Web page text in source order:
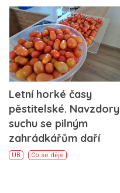
Letní horké časy
pěstitelské. Navzdory
suchu se pilným
zahrádkářům daří
UB Co se děje